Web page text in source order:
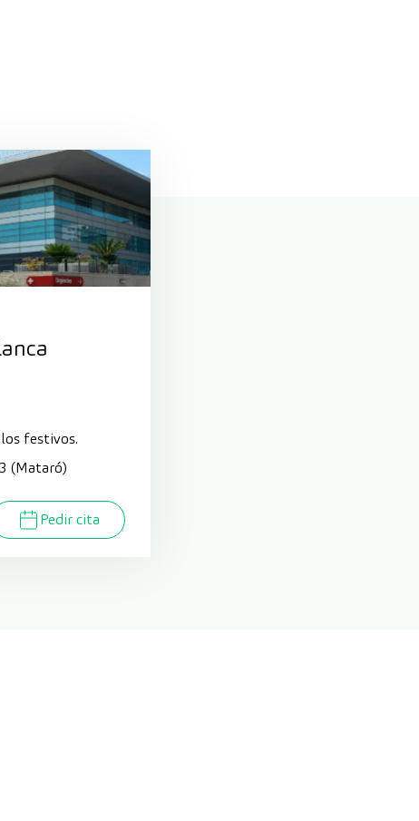
festivos.
(Mataró)
Pedir cita